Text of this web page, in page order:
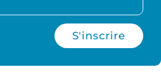
S'inscrire